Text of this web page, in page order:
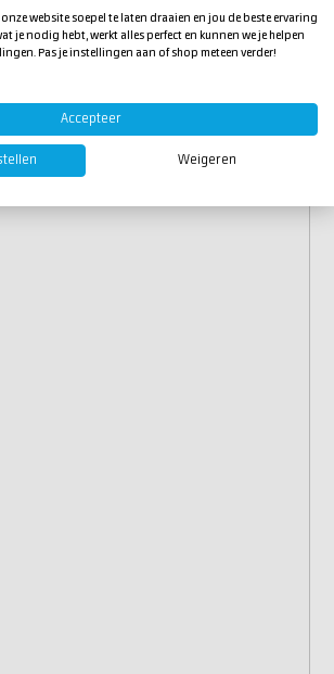
website soepel te laten draaien en jou de beste ervaring
je nodig hebt, werkt alles perfect en kunnen we je helpen
Pas je instellingen aan of shop meteen verder!
Accepteer
Weigeren